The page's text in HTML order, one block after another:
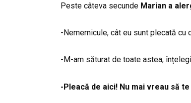
Peste câteva secunde Marian a
-Nemernicule, cât eu sunt plecată
-M-am săturat de toate astea,
-Pleacă de aici! Nu mai vreau să te